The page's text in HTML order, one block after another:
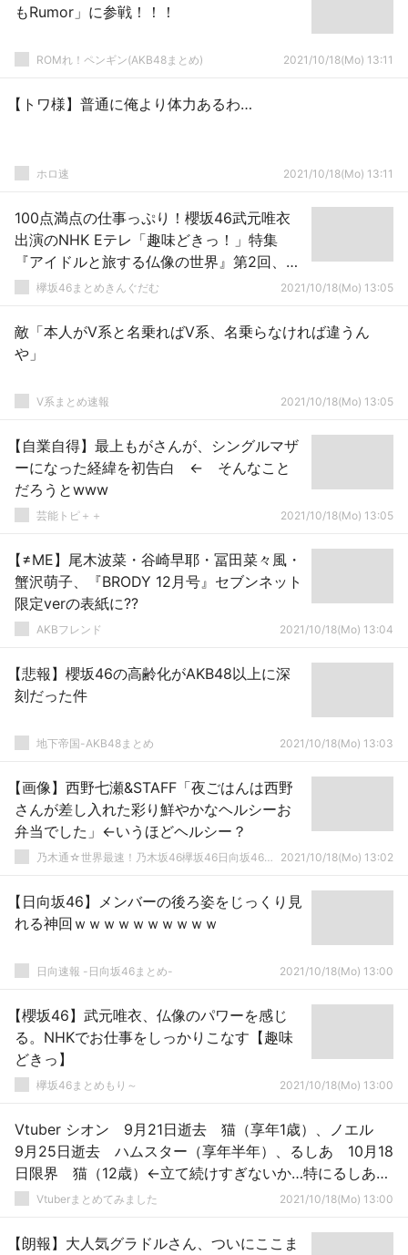
もRumor」に参戦！！！
ROMれ！ペンギン(AKB48まとめ) 2021/10/18(Mo) 13:11
【トワ様】普通に俺より体力あるわ…
ホロ速 2021/10/18(Mo) 13:11
100点満点の仕事っぷり！櫻坂46武元唯衣
出演のNHK Eテレ「趣味どきっ！」特集
『アイドルと旅する仏像の世界』第2回、
NHKプラスで見逃し配信スタート
欅坂46まとめきんぐだむ 2021/10/18(Mo) 13:05
敵「本人がV系と名乗ればV系、名乗らなければ違うん
や」
V系まとめ速報 2021/10/18(Mo) 13:05
【自業自得】最上もがさんが、シングルマザ
ーになった経緯を初告白 ← そんなこと
だろうとwww
芸能トピ＋＋ 2021/10/18(Mo) 13:05
【≠ME】尾木波菜・谷崎早耶・冨田菜々風・
蟹沢萌子、『BRODY 12月号』セブンネット
限定verの表紙に??
AKBフレンド 2021/10/18(Mo) 13:04
【悲報】櫻坂46の高齢化がAKB48以上に深
刻だった件
地下帝国-AKB48まとめ 2021/10/18(Mo) 13:03
【画像】西野七瀬&STAFF「夜ごはんは西野
さんが差し入れた彩り鮮やかなヘルシーお
弁当でした」←いうほどヘルシー？
乃木通☆世界最速！乃木坂46欅坂46日向坂46速報まとめ 2021/10/18(Mo) 13:02
【日向坂46】メンバーの後ろ姿をじっくり見
れる神回ｗｗｗｗｗｗｗｗｗｗ
日向速報 -日向坂46まとめ- 2021/10/18(Mo) 13:00
【櫻坂46】武元唯衣、仏像のパワーを感じ
る。NHKでお仕事をしっかりこなす【趣味
どきっ】
欅坂46まとめもり～ 2021/10/18(Mo) 13:00
Vtuber シオン 9月21日逝去 猫（享年1歳）、ノエル
9月25日逝去 ハムスター（享年半年）、るしあ 10月18
日限界 猫（12歳）←立て続けすぎないか…特にるしあは
メンタルにきそうだな
Vtuberまとめてみました 2021/10/18(Mo) 13:00
【朗報】大人気グラドルさん、ついにここま